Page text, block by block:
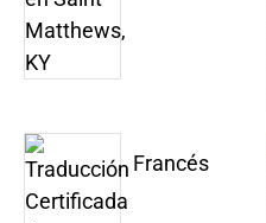
Francés